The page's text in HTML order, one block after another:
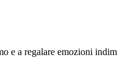
e a regalare emozioni